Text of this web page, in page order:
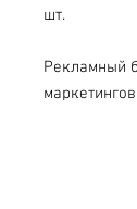
шт.
Рекламный